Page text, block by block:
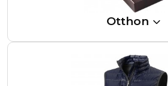
Otthon